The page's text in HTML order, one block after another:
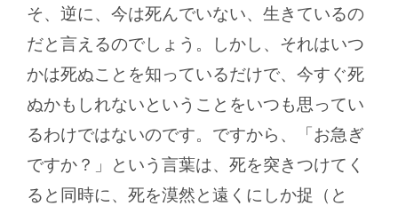
そ、逆に、今は死んでいない、生きているの
だと言えるのでしょう。しかし、それはいつ
かは死ぬことを知っているだけで、今すぐ死
ぬかもしれないということをいつも思ってい
るわけではないのです。ですから、「お急ぎ
ですか？」という言葉は、死を突きつけてく
ると同時に、死を漠然と遠くにしか捉（と